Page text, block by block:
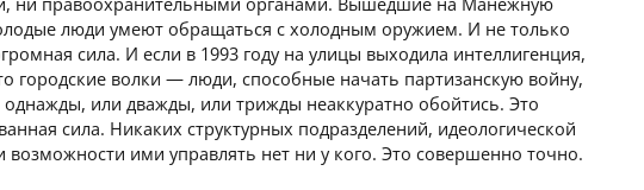
люди умеют обращаться с холодным оружием. И не только
сила. И если в 1993 году на улицы выходила интеллигенция,
городские волки — люди, способные начать партизанскую войну,
или дважды, или трижды неаккуратно обойтись. Это
сила. Никаких структурных подразделений, идеологической
возможности ими управлять нет ни у кого. Это совершенно точно.